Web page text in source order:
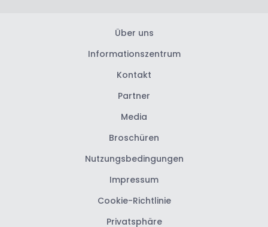
Über uns
Informationszentrum
Kontakt
Partner
Media
Broschüren
Nutzungsbedingungen
Impressum
Cookie-Richtlinie
Privatsphäre